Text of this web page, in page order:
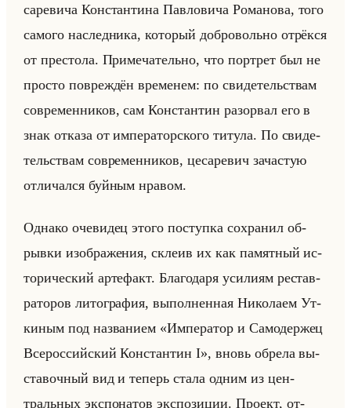
са­ре­ви­ча Кон­стан­ти­на Пав­ло­ви­ча Ро­ма­но­ва, того
са­мо­го на­след­ни­ка, ко­то­рый доб­ро­вольно от­рёк­ся
от пре­сто­ла. При­ме­ча­тельно, что порт­рет был не
про­сто по­вре­ждён вре­ме­нем: по сви­де­тельствам
со­вре­мен­ни­ков, сам Кон­стан­тин разо­рвал его в
знак от­ка­за от им­пе­ра­тор­ско­го ти­ту­ла. По сви­де­
тельствам со­вре­мен­ни­ков, це­са­ре­вич за­ча­стую
от­ли­чал­ся буйным нра­вом.
Од­на­ко оче­ви­дец этого по­ступ­ка со­хра­нил об­
рыв­ки изоб­ра­же­ния, скле­ив их как па­мят­ный ис­
то­ри­че­ский ар­те­факт. Бла­го­да­ря уси­ли­ям ре­став­
ра­то­ров ли­то­гра­фия, вы­пол­нен­ная Ни­ко­ла­ем Ут­
ки­ным под на­зва­ни­ем «Император и Самодержец
Всероссийский Константин I», вновь об­ре­ла вы­
ста­воч­ный вид и те­перь стала одним из цен­
тральных экс­по­на­тов экс­по­зи­ции. Про­ект, от­